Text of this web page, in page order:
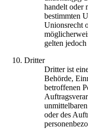
handelt oder
bestimmten
Unionsrecht
gelten
Dritter
Dritter ist
Behörde,
betroffenen
oder des